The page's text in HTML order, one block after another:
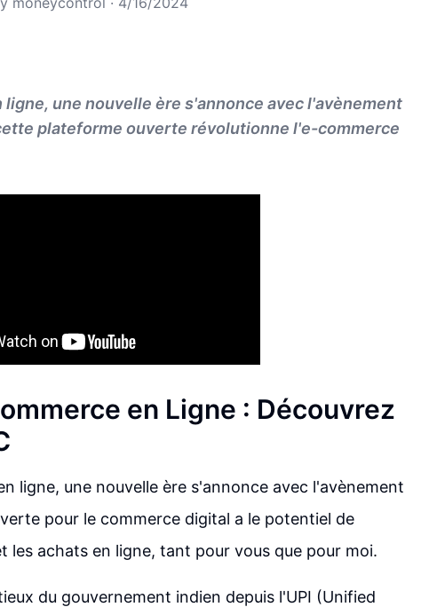
une nouvelle ère s'annonce avec l'avènement
plateforme ouverte révolutionne l'e-commerce
en Ligne : Découvrez
ligne, une nouvelle ère s'annonce avec l'avènement
pour le commerce digital a le potentiel de
les achats en ligne, tant pour vous que pour moi.
du gouvernement indien depuis l'UPI (Unified